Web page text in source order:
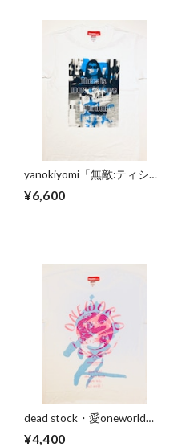
yanokiyomi「無敵:ティシャ
¥6,600
dead stock・愛oneworldテ
¥4,400